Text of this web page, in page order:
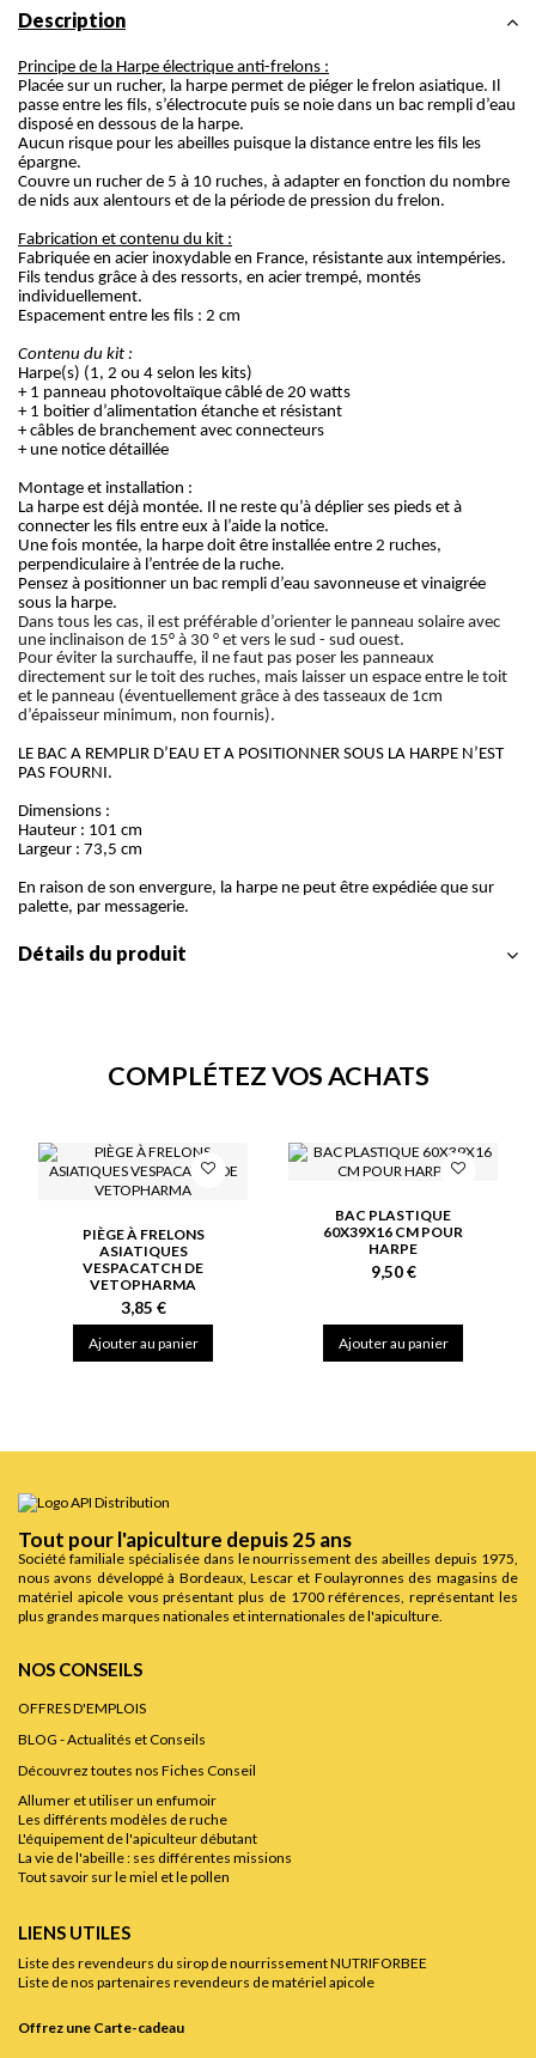
Description
Principe de la Harpe électrique anti-frelons :
Placée sur un rucher, la harpe permet de piéger le frelon asiatique. Il
passe entre les fils, s’électrocute puis se noie dans un bac rempli d’eau
disposé en dessous de la harpe.
Aucun risque pour les abeilles puisque la distance entre les fils les
épargne.
Couvre un rucher de 5 à 10 ruches, à adapter en fonction du nombre
de nids aux alentours et de la période de pression du frelon.
Fabrication et contenu du kit :
Fabriquée en acier inoxydable en France, résistante aux intempéries.
Fils tendus grâce à des ressorts, en acier trempé, montés
individuellement.
Espacement entre les fils : 2 cm
Contenu du kit :
Harpe(s) (1, 2 ou 4 selon les kits)
+ 1 panneau photovoltaïque câblé de 20 watts
+ 1 boitier d’alimentation étanche et résistant
+ câbles de branchement avec connecteurs
+ une notice détaillée
Montage et installation :
La harpe est déjà montée. Il ne reste qu’à déplier ses pieds et à
connecter les fils entre eux à l’aide la notice.
Une fois montée, la harpe doit être installée entre 2 ruches,
perpendiculaire à l’entrée de la ruche.
Pensez à positionner un bac rempli d’eau savonneuse et vinaigrée
sous la harpe.
Dans tous les cas, il est préférable d’orienter le panneau solaire avec
une inclinaison de 15° à 30 ° et vers le sud - sud ouest.
Pour éviter la surchauffe, il ne faut pas poser les panneaux
directement sur le toit des ruches, mais laisser un espace entre le toit
et le panneau (éventuellement grâce à des tasseaux de 1cm
d’épaisseur minimum, non fournis).
LE BAC A REMPLIR D’EAU ET A POSITIONNER SOUS LA HARPE N’EST
PAS FOURNI.
Dimensions :
Hauteur : 101 cm
Largeur : 73,5 cm
En raison de son envergure, la harpe ne peut être expédiée que sur
palette, par messagerie.
Détails du produit
COMPLÉTEZ VOS ACHATS
PIÈGE À FRELONS
ASIATIQUES
VESPACATCH DE
VETOPHARMA
3,85 €
Ajouter au panier
BAC PLASTIQUE
60X39X16 CM POUR
HARPE
9,50 €
Ajouter au panier
Tout pour l'apiculture depuis 25 ans
Société familiale spécialisée dans le nourrissement des abeilles depuis 1975,
nous avons développé à Bordeaux, Lescar et Foulayronnes des magasins de
matériel apicole vous présentant plus de 1700 références, représentant les
plus grandes marques nationales et internationales de l'apiculture.
NOS CONSEILS
OFFRES D'EMPLOIS
BLOG - Actualités et Conseils
Découvrez toutes nos Fiches Conseil
Allumer et utiliser un enfumoir
Les différents modèles de ruche
L'équipement de l'apiculteur débutant
La vie de l'abeille : ses différentes missions
Tout savoir sur le miel et le pollen
LIENS UTILES
Liste des revendeurs du sirop de nourrissement NUTRIFORBEE
Liste de nos partenaires revendeurs de matériel apicole
Offrez une Carte-cadeau